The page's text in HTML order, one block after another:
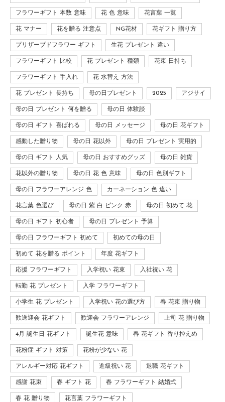
フラワーギフト 本数 意味 花 色 意味 花言葉 一覧
花 マナー 花を贈る 注意点 NG花材 花ギフト 贈り方
プリザーブドフラワー ギフト 生花 プレゼント 違い
フラワーギフト 比較 花 プレゼント 種類 花束 日持ち
フラワーギフト 手入れ 花 水替え 方法
花 プレゼント 長持ち 母の日プレゼント 2025 アジサイ
母の日 プレゼント 何を贈る 母の日 体験談
母の日 ギフト 喜ばれる 母の日 メッセージ 母の日 花ギフト
感動した贈り物 母の日 花以外 母の日 プレゼント 実用的
母の日 ギフト 人気 母の日 おすすめグッズ 母の日 雑貨
花以外の贈り物 母の日 花 色 意味 母の日 色別ギフト
母の日 フラワーアレンジ 色 カーネーション 色 違い
花言葉 色選び 母の日 紫 白 ピンク 赤 母の日 初めて 花
母の日 ギフト 初心者 母の日 プレゼント 予算
母の日 フラワーギフト 初めて 初めての母の日
初めて 花を贈る ポイント 年度 花ギフト
応援 フラワーギフト 入学祝い 花束 入社祝い 花
転勤 花 プレゼント 入学 フラワーギフト
小学生 花 プレゼント 入学祝い 花の選び方 春 花束 贈り物
歓送迎会 花ギフト 歓迎会 フラワーアレンジ 上司 花 贈り物
4月 誕生日 花ギフト 誕生花 意味 春 花ギフト 香り控えめ
花粉症 ギフト 対策 花粉が少ない 花
アレルギー対応 花ギフト 進級祝い 花 退職 花ギフト
感謝 花束 春 ギフト 花 春 フラワーギフト 結婚式
春 花 贈り物 花言葉 フラワーギフト